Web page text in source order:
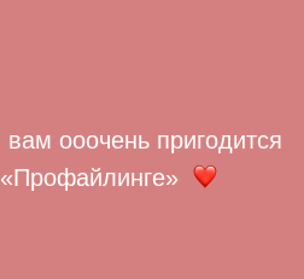
ооочень пригодится
«Профайлинге»